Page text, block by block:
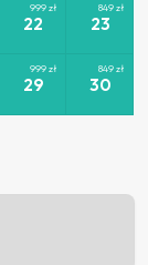
22
999zł
23
849zł
29
999zł
30
849zł